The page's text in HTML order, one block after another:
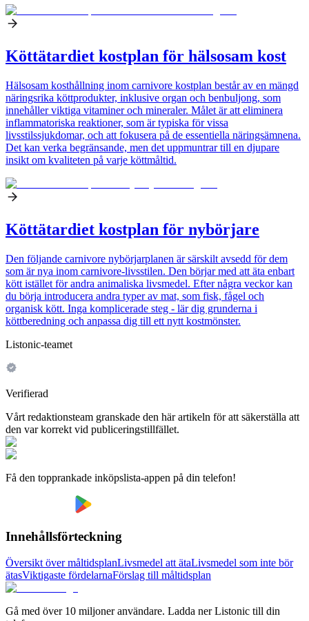
Köttätardiet kostplan för hälsosam kost
Hälsosam kosthållning inom carnivore kostplan består av en mängd
näringsrika köttprodukter, inklusive organ och benbuljong, som
innehåller viktiga vitaminer och mineraler. Målet är att eliminera
inflammatoriska reaktioner, som är typiska för vissa
livsstilssjukdomar, och att fokusera på de essentiella näringsämnena.
Det kan verka begränsande, men det uppmuntrar till en djupare
insikt om kvaliteten på varje köttmåltid.
Köttätardiet kostplan för nybörjare
Den följande carnivore nybörjarplanen är särskilt avsedd för dem
som är nya inom carnivore-livsstilen. Den börjar med att äta enbart
kött istället för andra animaliska livsmedel. Efter några veckor kan
du börja introducera andra typer av mat, som fisk, fågel och
organisk kött. Inga komplicerade steg - lär dig grunderna i
köttberedning och anpassa dig till ett nytt kostmönster.
Listonic-teamet
Verifierad
Vårt redaktionsteam granskade den här artikeln för att säkerställa att
den var korrekt vid publiceringstillfället.
Få den topprankade inköpslista-appen på din telefon!
Innehållsförteckning
Översikt över måltidsplanLivsmedel att ätaLivsmedel som inte bör
ätasViktigaste fördelarnaFörslag till måltidsplan
Gå med över 10 miljoner användare. Ladda ner Listonic till din